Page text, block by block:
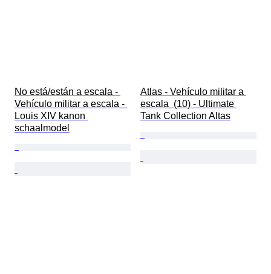
No está/están a escala -
Vehículo militar a escala -
Louis XIV kanon
schaalmodel
Atlas - Vehículo militar a
escala  (10) - Ultimate
Tank Collection Altas